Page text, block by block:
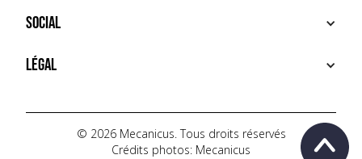
CONTACT
NEWS
VIDÉOS
AUTOPÉDIA
Social
INSTAGRAM
TIKTOK
YOUTUBE
Légal
POLITIQUE DE CONFIDENTIALITÉ
© 2026 Mecanicus. Tous droits réservés
Crédits photos: Mecanicus